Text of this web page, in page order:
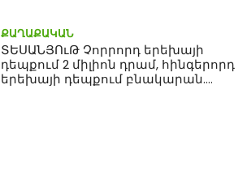
ՔԱՂԱՔԱԿԱՆ
ՏԵՍԱՆՅՈւԹ Չորրորդ երեխայի
դեպքում 2 միլիոն դրամ, հինգերորդ
երեխայի դեպքում բնակարան.